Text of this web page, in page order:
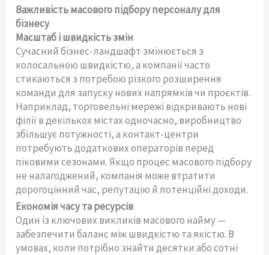
Важливість масового підбору персоналу для
бізнесу
Масштаб і швидкість змін
Сучасний бізнес-ландшафт змінюється з
колосальною швидкістю, а компанії часто
стикаються з потребою різкого розширення
команди для запуску нових напрямків чи проєктів.
Наприклад, торговельні мережі відкривають нові
філії в декількох містах одночасно, виробництво
збільшує потужності, а контакт-центри
потребують додаткових операторів перед
піковими сезонами. Якщо процес масового підбору
не налагоджений, компанія може втратити
дорогоцінний час, репутацію й потенційні доходи.
Економія часу та ресурсів
Один із ключових викликів масового найму —
забезпечити баланс між швидкістю та якістю. В
умовах, коли потрібно знайти десятки або сотні